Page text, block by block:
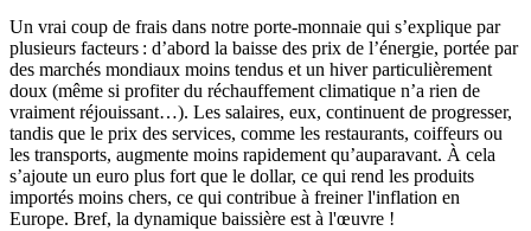
Un vrai coup de frais dans notre porte-monnaie qui s’explique par
plusieurs facteurs : d’abord la baisse des prix de l’énergie, portée par
des marchés mondiaux moins tendus et un hiver particulièrement
doux (même si profiter du réchauffement climatique n’a rien de
vraiment réjouissant…). Les salaires, eux, continuent de progresser,
tandis que le prix des services, comme les restaurants, coiffeurs ou
les transports, augmente moins rapidement qu’auparavant. À cela
s’ajoute un euro plus fort que le dollar, ce qui rend les produits
importés moins chers, ce qui contribue à freiner l'inflation en
Europe. Bref, la dynamique baissière est à l'œuvre !